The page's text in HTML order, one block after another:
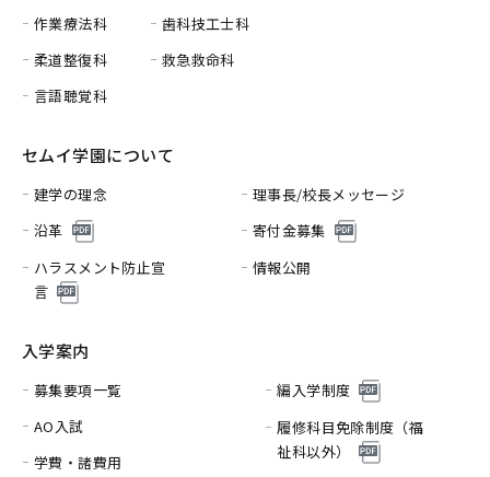
作業療法科
柔道整復科
言語聴覚科
歯科技工士科
救急救命科
セムイ学園について
建学の理念
理事長/校長メッセージ
沿革
寄付金募集
ハラスメント防止宣
言
情報公開
入学案内
募集要項一覧
AO入試
学費・諸費用
編入学制度
履修科目免除制度（福
祉科以外）